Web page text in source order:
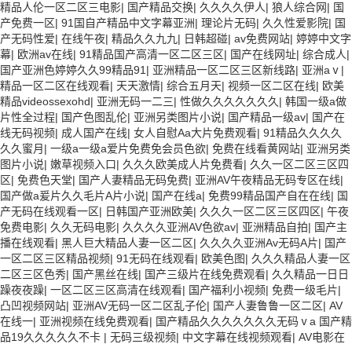
精品人伦一区二区三电影| 国产精品交换| 久久久久伊人| 狼人综合网| 国
产免费一区| 91国自产精品中文字幕亚洲| 理论片无码| 久久性爱影院| 国
产无码性爱| 在线午夜| 精品久久九九 | 日韩超碰| av免费网站| 婷婷中文字
幕| 欧洲av在线| 91精品国产高清一区二区三区| 国产在线网址| 综合成人|
国产亚洲色婷婷久久99精品91 | 亚洲精品一区二区三区新线路| 亚洲aⅴ |
精品一区二区在线观看| 天天激情| 综合五月天| 视频一区二区在线| 欧美
精品videossexohd| 亚洲无码一二三| 性做久久久久久久久 | 韩国一级a做
片性全过程| 国产色图乱伦| 亚洲另类图片小说| 国产精品一级av| 国产在
线无码视频| 成人国产在线| 女人自慰Aa大片免费观看| 91精品久久久久
久久蜜月 | 一级a一级a爱片免费免会员色欲| 免费在线看黄网站| 亚洲另类
图片小说| 嫩草视频入口| 久久久欧美成人片免费看| 久久一区二区三区四
区| 免费色天堂| 国产人妻精品无码免费| 亚洲AV午夜精品无码专区在线|
国产做a爰片久久毛片A片小说| 国产在线a| 免费99精品国产自在在线| 国
产无码在线观看一区| 日韩国产亚洲欧美| 久久久一区二区三区四区| 午夜
免费电影| 久久无码电影| 久久久久亚洲AV色欲av| 亚洲精品自拍| 国产主
播在线观看| 黑人巨大精品人妻一区二区| 久久久久亚洲Av无码A片| 国产
一区二区三区精品视频| 91无码在线观看| 欧美色图| 久久久精品人妻一区
二区三区色秀| 国产黑丝在线| 国产三级片在线免费观看| 久久精品一日日
躁夜夜躁| 一区二区三区高清在线观看| 国产福利小视频| 免费一级毛片|
凸凹视频网站| 亚洲AV无码一区二区乱子伦| 国产人妻鲁鲁一区二区| AV
在线一| 亚洲视频在线免费观看| 国产精品久久久久久久久无码ⅴa 国产精
品19久久久久久不卡 | 无码三级视频| 中文字幕在线视频观看| AV电影在